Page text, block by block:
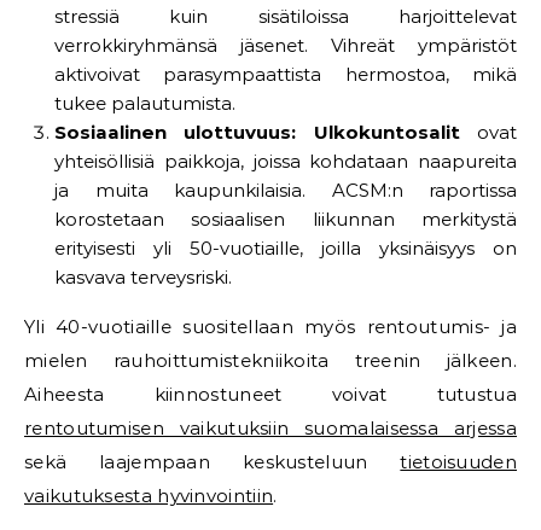
stressiä kuin sisätiloissa harjoittelevat
verrokkiryhmänsä jäsenet. Vihreät ympäristöt
aktivoivat parasympaattista hermostoa, mikä
tukee palautumista.
Sosiaalinen ulottuvuus:
Ulkokuntosalitovat
yhteisöllisiä paikkoja, joissa kohdataan naapureita
ja muita kaupunkilaisia. ACSM:n raportissa
korostetaan sosiaalisen liikunnan merkitystä
erityisesti yli 50-vuotiaille, joilla yksinäisyys on
kasvava terveysriski.
Yli 40-vuotiaille suositellaan myös rentoutumis- ja
mielen rauhoittumistekniikoita treenin jälkeen.
Aiheesta kiinnostuneet voivat tutustua
rentoutumisen vaikutuksiin suomalaisessa arjessa
sekä laajempaan keskusteluuntietoisuuden
vaikutuksesta hyvinvointiin.